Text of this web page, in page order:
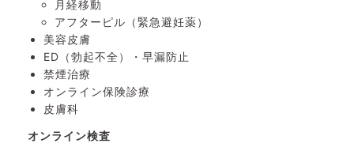
月経移動
アフターピル （緊急避妊薬）
美容皮膚
ED（勃起不全）・ 早漏防止
禁煙治療
オンライン保険診療
皮膚科
オンライン検査